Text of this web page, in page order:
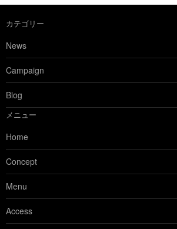
カテゴリー
News
Campaign
Blog
メニュー
Home
Concept
Menu
Access